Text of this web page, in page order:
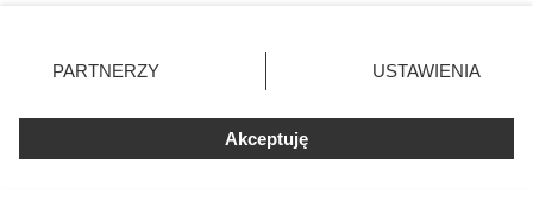
zmienić/wycofać klikając przycisk ustawień prywatności
znajdujący się w lewym dolnym rogu strony. Niektóre
użytkownika, ale masz prawo sprzeciwić się takiemu
przetwarzaniu. Preferencje będą miały zastosowania tylko
PARTNERZY USTAWIENIA
Akceptuję